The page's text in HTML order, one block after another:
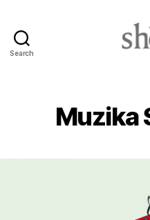
Search
Muzika